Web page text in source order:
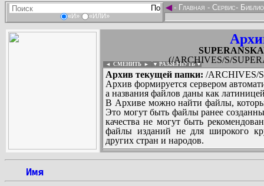
«И» «ИЛИ»
◄- Главная - Сервис-
(/ARCHIVES/S/
◄ СМЕНИТЬ ► ▼ РАЗВЕРНУТЬ ▼
Архив текущей папки: /ARCHIVES/
Архив формируется сервером
а названия файлов даны как
В Архиве можно найти файлы,
Это могут быть файлы ранее
качества не могут быть
файлы изданий не для широкого
других стран и народов.
Имя